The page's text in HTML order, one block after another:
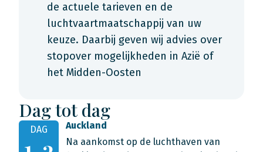
de actuele tarieven en de
luchtvaartmaatschappij van uw
keuze. Daarbij geven wij advies over
stopover mogelijkheden in Azië of
het Midden-Oosten
Dag tot dag
DAG
Auckland
Na aankomst op de luchthaven van